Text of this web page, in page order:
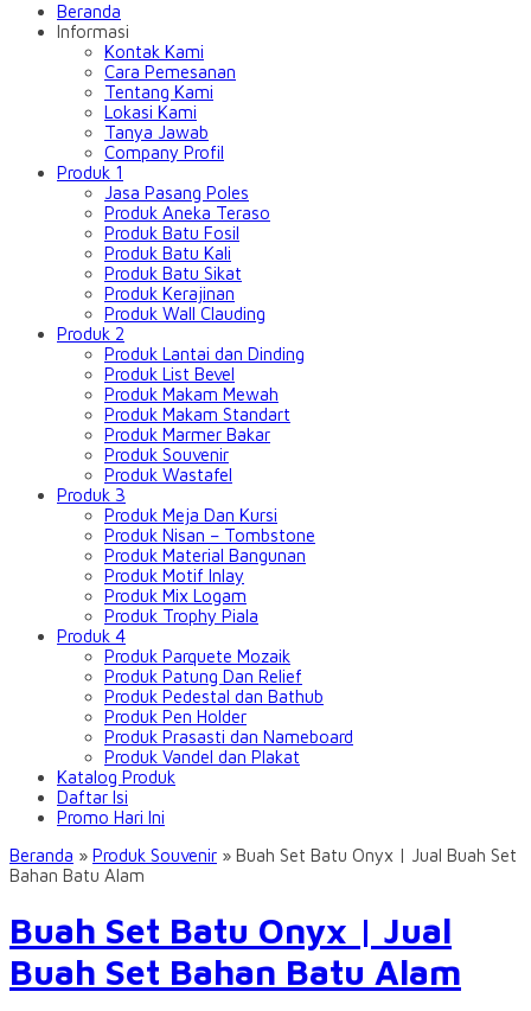
Beranda
Informasi
Kontak Kami
Cara Pemesanan
Tentang Kami
Lokasi Kami
Tanya Jawab
Company Profil
Produk 1
Jasa Pasang Poles
Produk Aneka Teraso
Produk Batu Fosil
Produk Batu Kali
Produk Batu Sikat
Produk Kerajinan
Produk Wall Clauding
Produk 2
Produk Lantai dan Dinding
Produk List Bevel
Produk Makam Mewah
Produk Makam Standart
Produk Marmer Bakar
Produk Souvenir
Produk Wastafel
Produk 3
Produk Meja Dan Kursi
Produk Nisan – Tombstone
Produk Material Bangunan
Produk Motif Inlay
Produk Mix Logam
Produk Trophy Piala
Produk 4
Produk Parquete Mozaik
Produk Patung Dan Relief
Produk Pedestal dan Bathub
Produk Pen Holder
Produk Prasasti dan Nameboard
Produk Vandel dan Plakat
Katalog Produk
Daftar Isi
Promo Hari Ini
Beranda » Produk Souvenir » Buah Set Batu Onyx | Jual Buah Set
Bahan Batu Alam
Buah Set Batu Onyx | Jual
Buah Set Bahan Batu Alam